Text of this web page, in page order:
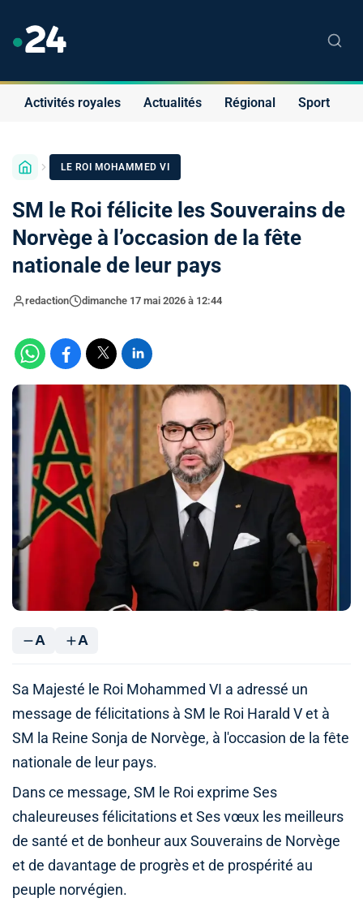
Activités royales Actualités Régional Sport
LE ROI MOHAMMED VI
SM le Roi félicite les Souverains de
Norvège à l’occasion de la fête
nationale de leur pays
redaction dimanche 17 mai 2026 à 12:44
A A
Sa Majesté le Roi Mohammed VI a adressé un
message de félicitations à SM le Roi Harald V et à
SM la Reine Sonja de Norvège, à l'occasion de la fête
nationale de leur pays.
Dans ce message, SM le Roi exprime Ses
chaleureuses félicitations et Ses vœux les meilleurs
de santé et de bonheur aux Souverains de Norvège
et de davantage de progrès et de prospérité au
peuple norvégien.